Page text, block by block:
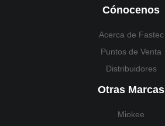
Cónocenos
Acerca de Fastec
Puntos de Venta
Distribuidores
Otras Marcas
Miokee